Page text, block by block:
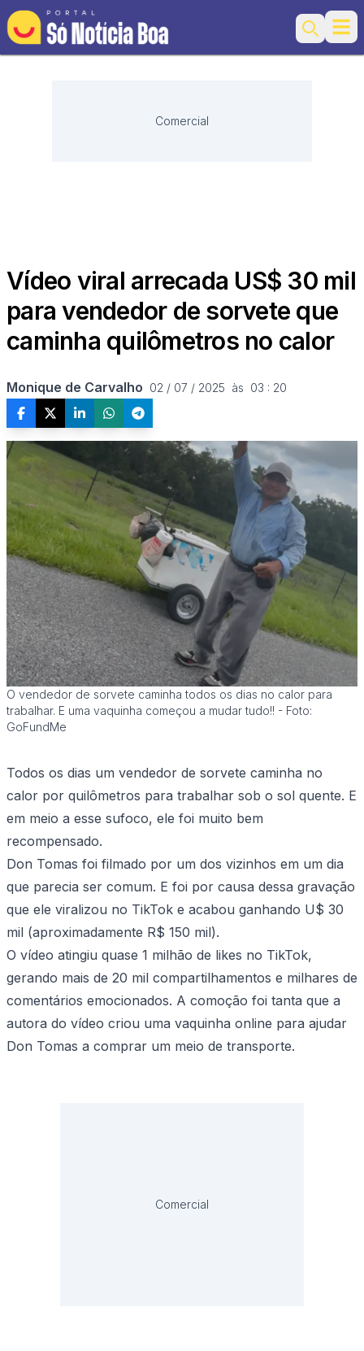
Search
Comercial
Vídeo viral arrecada US$ 30 mil
para vendedor de sorvete que
caminha quilômetros no calor
Monique de Carvalho 02 / 07 / 2025  às  03 : 20
O vendedor de sorvete caminha todos os dias no calor para
trabalhar. E uma vaquinha começou a mudar tudo!! - Foto:
GoFundMe
Todos os dias um vendedor de sorvete caminha no
calor por quilômetros para trabalhar sob o sol quente. E
em meio a esse sufoco, ele foi muito bem
recompensado.
Don Tomas foi filmado por um dos vizinhos em um dia
que parecia ser comum. E foi por causa dessa gravação
que ele viralizou no TikTok e acabou ganhando U$ 30
mil (aproximadamente R$ 150 mil).
O vídeo atingiu quase 1 milhão de likes no TikTok,
gerando mais de 20 mil compartilhamentos e milhares de
comentários emocionados. A comoção foi tanta que a
autora do vídeo criou uma vaquinha online para ajudar
Don Tomas a comprar um meio de transporte.
Comercial